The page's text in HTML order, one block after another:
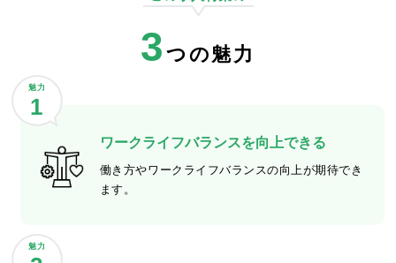
3つの魅力
魅力
1
ワークライフバランスを向上できる
働き方やワークライフバランスの向上が期待でき
ます。
魅力